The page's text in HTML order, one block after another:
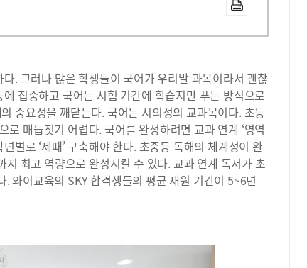
. 그러나 많은 학생들이 국어가 우리말 과목이라서 괜찮
집중하고 국어는 시험 기간에 학습지만 푸는 방식으로
중요성을 깨닫는다. 국어는 시의성의 교과목이다. 초등
매듭짓기 어렵다. 국어를 완성하려면 교과 연계 ‘영역
별로 ‘제때’ 구축해야 한다. 초중등 독해의 체계성이 완
최고 역량으로 완성시킬 수 있다. 교과 연계 독서가 초
와이교육의 SKY 합격생들의 평균 재원 기간이 5~6년